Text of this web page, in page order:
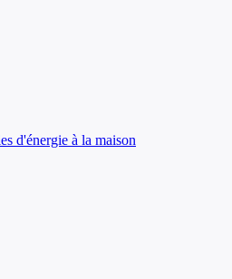
d'énergie à la maison